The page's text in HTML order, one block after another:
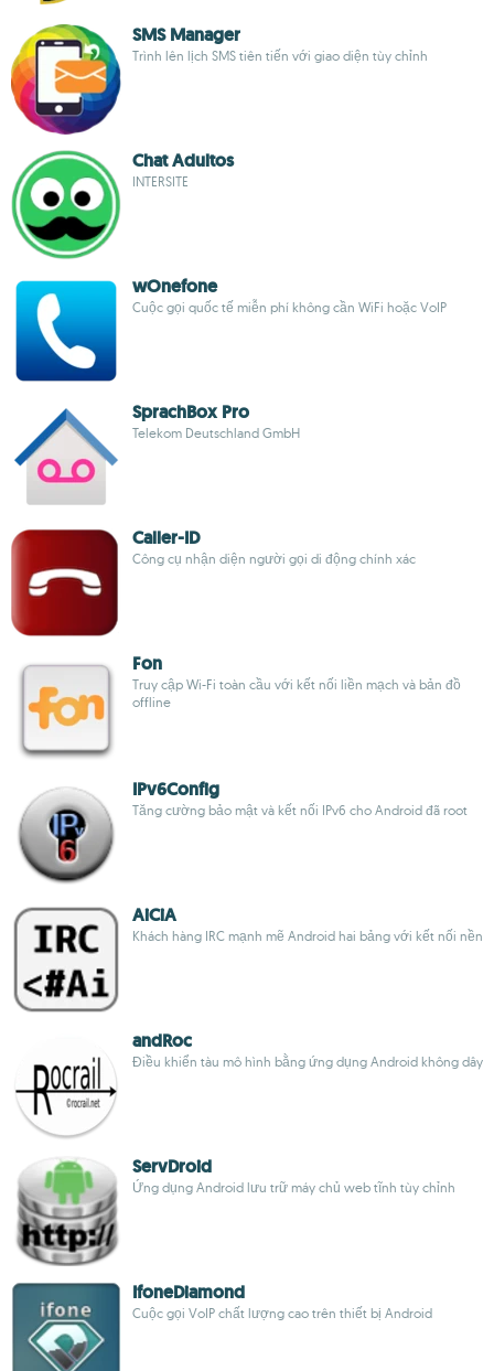
SMS Manager
Trình lên lịch SMS tiên tiến với giao diện tùy chỉnh
Chat Adultos
INTERSITE
wOnefone
Cuộc gọi quốc tế miễn phí không cần WiFi hoặc VoIP
SprachBox Pro
Telekom Deutschland GmbH
Caller-ID
Công cụ nhận diện người gọi di động chính xác
Fon
Truy cập Wi-Fi toàn cầu với kết nối liền mạch và bản đồ
offline
IPv6Config
Tăng cường bảo mật và kết nối IPv6 cho Android đã root
AiCiA
Khách hàng IRC mạnh mẽ Android hai bảng với kết nối nền
andRoc
Điều khiển tàu mô hình bằng ứng dụng Android không dây
ServDroid
Ứng dụng Android lưu trữ máy chủ web tĩnh tùy chỉnh
IfoneDiamond
Cuộc gọi VoIP chất lượng cao trên thiết bị Android